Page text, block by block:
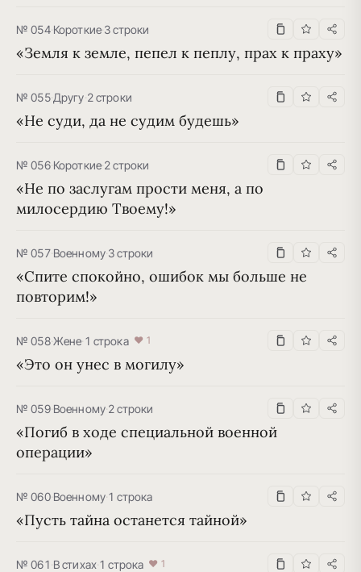
№ 054·Короткие·3 строки
«Земля к земле, пепел к пеплу, прах к праху»
№ 055·Другу·2 строки
«Не суди, да не судим будешь»
№ 056·Короткие·2 строки
«Не по заслугам прости меня, а по
милосердию Твоему!»
№ 057·Военному·3 строки
«Спите спокойно, ошибок мы больше не
повторим!»
№ 058·Жене·1 строка ♥ 1
«Это он унес в могилу»
№ 059·Военному·2 строки
«Погиб в ходе специальной военной
операции»
№ 060·Военному·1 строка
«Пусть тайна останется тайной»
№ 061·В стихах·1 строка ♥ 1